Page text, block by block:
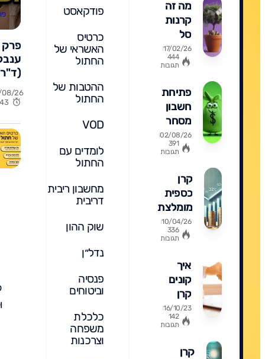
למיסוי,
רשימת
קרנות
והשוואה
מה זה
קרנות
סל
מחקות
מדד -
המלא
לשנת
2026
17/02/26
444
תגובות
פתיחת
חשבון
מסחר
עצמאי
בבורסה
השוואה,
דמי
ניהול
ומה
מומלץ?
02/08/26
391
תגובות
קרן
כספית
מומלצת
פופולרית
ומה
לשנת
2026
10/04/26
336
תגובות
איך
קונים
קרן
כספית?
16/10/23
142
תגובות
קרן
פודקאסט
כרטיס
האשראי של
החתול
ההטבות של
החתול
VOD
לומדים עם
החתול
מחשבון ריבית
דריבית
שוק ההון
נדל״ן
פנסיה
וביטוחים
כלכלת
משפחה
וצרכנות
26